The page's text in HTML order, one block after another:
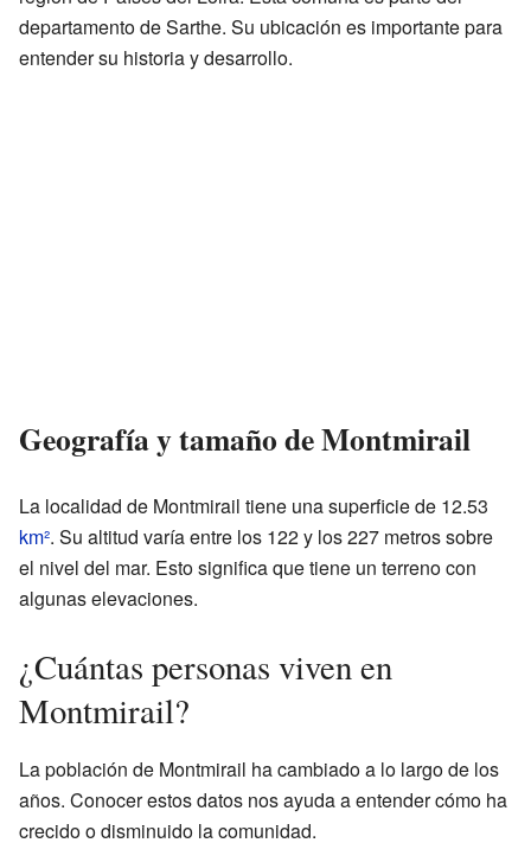
departamento de Sarthe. Su ubicación es importante para
entender su historia y desarrollo.
Geografía y tamaño de Montmirail
La localidad de Montmirail tiene una superficie de 12.53
km². Su altitud varía entre los 122 y los 227 metros sobre
el nivel del mar. Esto significa que tiene un terreno con
algunas elevaciones.
¿Cuántas personas viven en
Montmirail?
La población de Montmirail ha cambiado a lo largo de los
años. Conocer estos datos nos ayuda a entender cómo ha
crecido o disminuido la comunidad.